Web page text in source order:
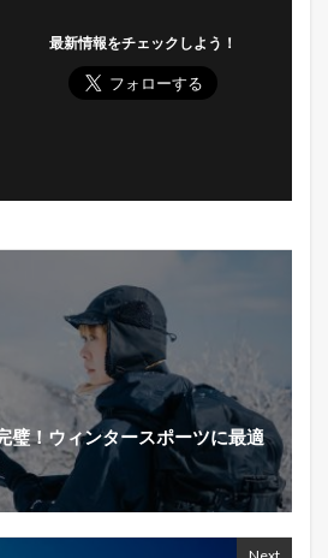
最新情報をチェックしよう！
璧！ウィンタースポーツに最適